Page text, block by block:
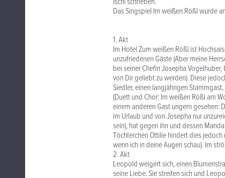
Das Singspiel Im weißen Rößl wurde
1. Akt
Im Hotel Zum weißen Rößl ist
unzufriedenen Gäste (Aber meine
bei seiner Chefin Josepha
von Dir geliebt zu werden). Diese
Siedler, einen langjährigen
(Duett und Chor: Im weißen Rößl am
einem anderen Gast ungern gesehen:
im Urlaub und von Josepha nur
sein), hat gegen ihn und dessen
Töchterchen Ottilie hindert dies
wenn ich in deine Augen schau). Im
2. Akt
Leopold weigert sich, einen
seine Liebe. Sie streiten sich und